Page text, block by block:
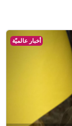
أخبار عالميّة